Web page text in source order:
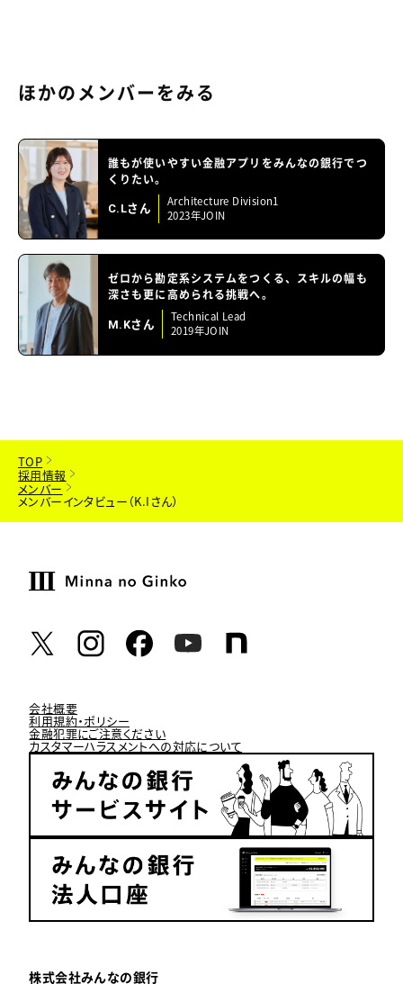
ほかのメンバーをみる
誰もが使いやすい金融アプリをみんなの銀行でつ
くりたい。
C.Lさん
Architecture Division1
2023年JOIN
ゼロから勘定系システムをつくる、スキルの幅も
深さも更に高められる挑戦へ。
M.Kさん
Technical Lead
2019年JOIN
TOP
採用情報
メンバー
メンバーインタビュー（K.Iさん）
会社概要
利用規約・ポリシー
金融犯罪にご注意ください
カスタマーハラスメントへの対応について
株式会社みんなの銀行